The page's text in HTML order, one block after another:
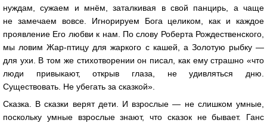
нуждам, сужаем и мнём, заталкивая в свой панцирь, а чаще
не замечаем вовсе. Игнорируем Бога целиком, как и каждое
проявление Его любви к нам. По слову Роберта Рождественского,
мы ловим Жар-птицу для жаркого с кашей, а Золотую рыбку —
для ухи. В том же стихотворении он писал, как ему страшно «что
люди привыкают, открыв глаза, не удивляться дню.
Существовать. Не убегать за сказкой».
Сказка. В сказки верят дети. И взрослые — не слишком умные,
поскольку умные взрослые знают, что сказок не бывает. Ганс